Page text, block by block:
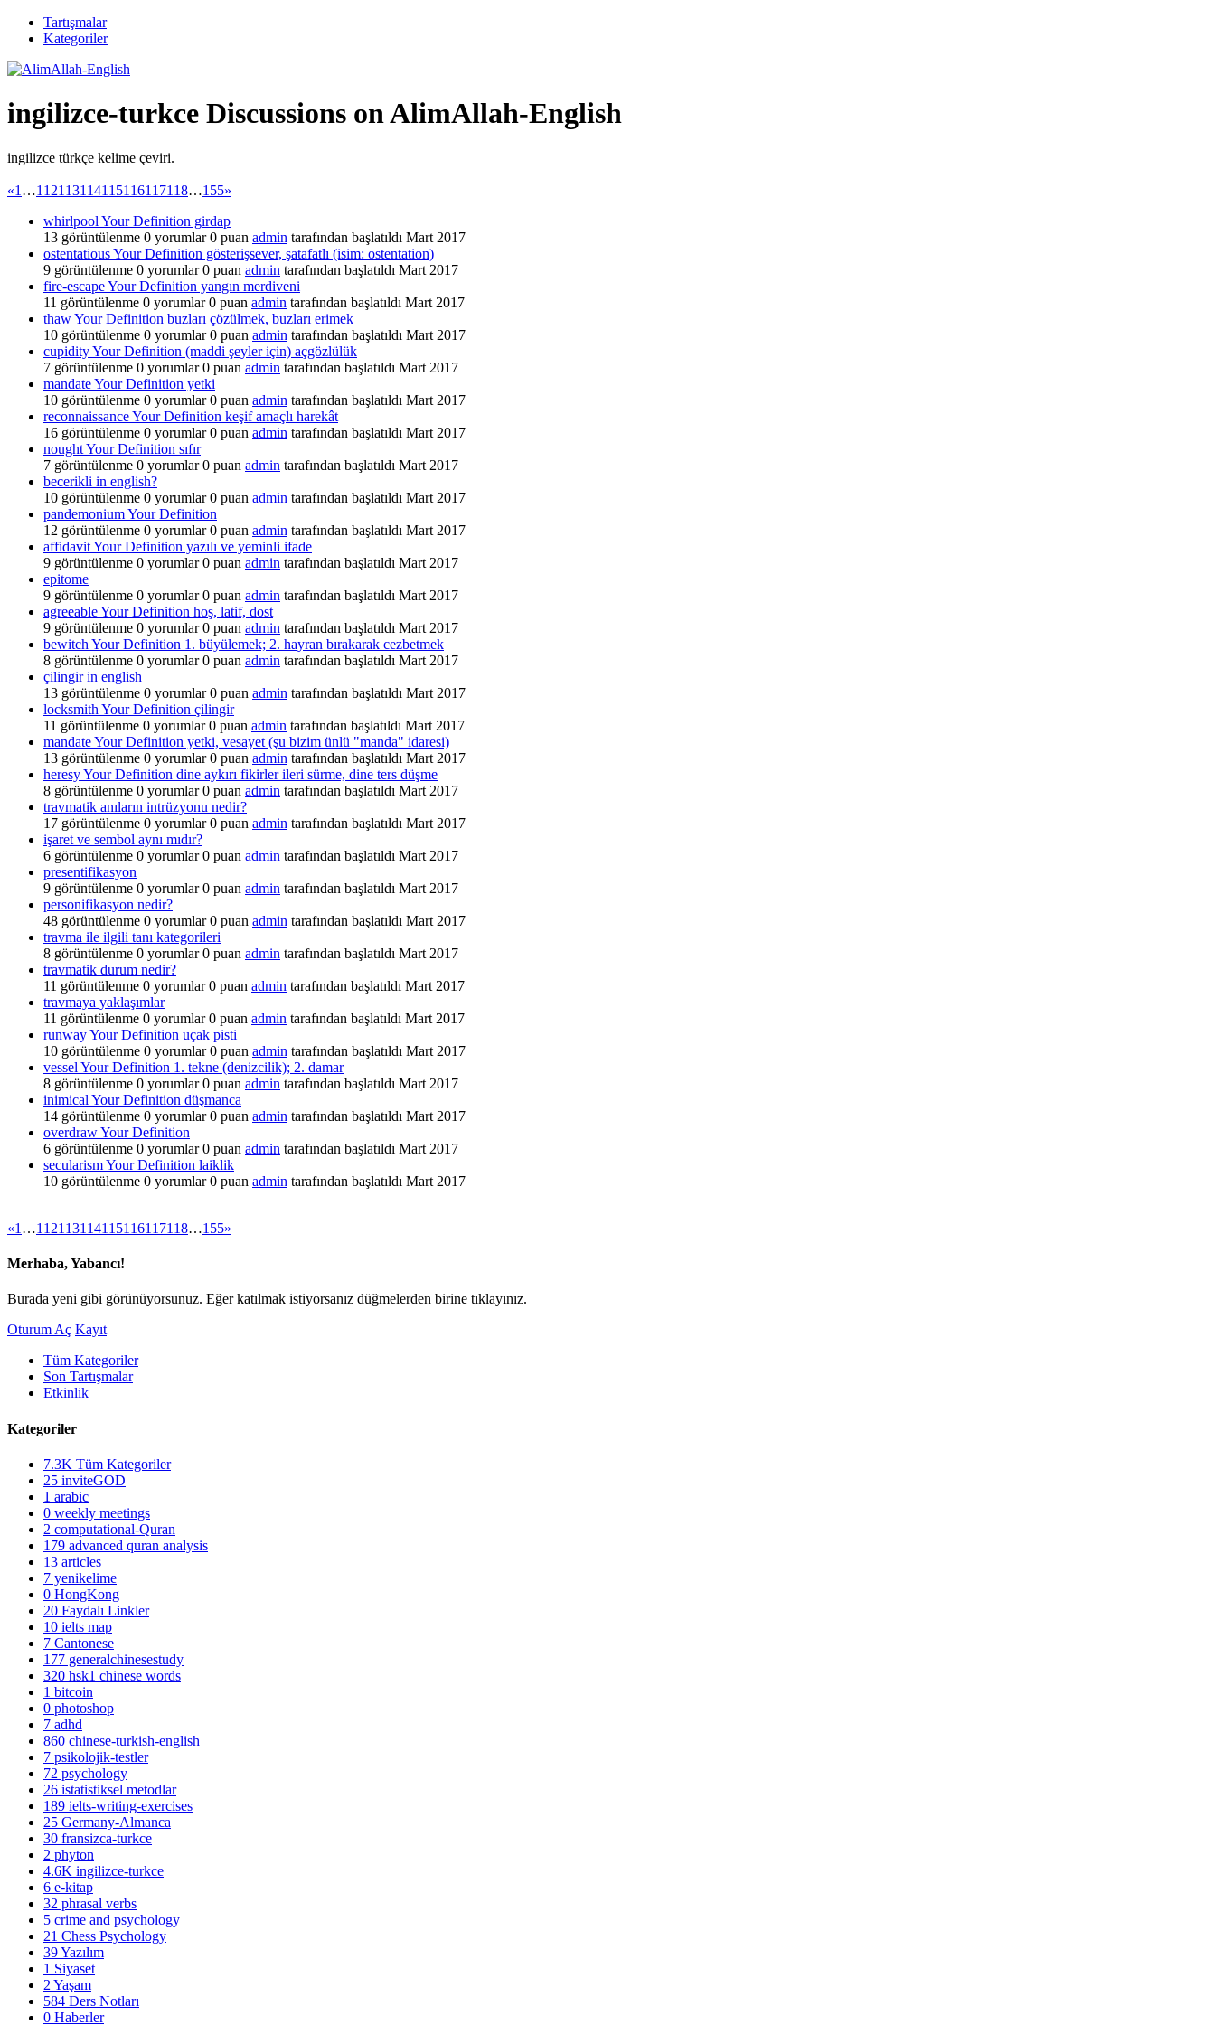
Tartışmalar
Kategoriler
ingilizce-turkce Discussions on AlimAllah-English
ingilizce türkçe kelime çeviri.
«1 …112113114115116117118…155»
whirlpool Your Definition girdap
13 görüntülenme 0 yorumlar 0 puan admin tarafından başlatıldı Mart 2017
ostentatious Your Definition gösterişsever, şatafatlı (isim: ostentation)
9 görüntülenme 0 yorumlar 0 puan admin tarafından başlatıldı Mart 2017
fire-escape Your Definition yangın merdiveni
11 görüntülenme 0 yorumlar 0 puan admin tarafından başlatıldı Mart 2017
thaw Your Definition buzları çözülmek, buzları erimek
10 görüntülenme 0 yorumlar 0 puan admin tarafından başlatıldı Mart 2017
cupidity Your Definition (maddi şeyler için) açgözlülük
7 görüntülenme 0 yorumlar 0 puan admin tarafından başlatıldı Mart 2017
mandate Your Definition yetki
10 görüntülenme 0 yorumlar 0 puan admin tarafından başlatıldı Mart 2017
reconnaissance Your Definition keşif amaçlı harekât
16 görüntülenme 0 yorumlar 0 puan admin tarafından başlatıldı Mart 2017
nought Your Definition sıfır
7 görüntülenme 0 yorumlar 0 puan admin tarafından başlatıldı Mart 2017
becerikli in english?
10 görüntülenme 0 yorumlar 0 puan admin tarafından başlatıldı Mart 2017
pandemonium Your Definition
12 görüntülenme 0 yorumlar 0 puan admin tarafından başlatıldı Mart 2017
affidavit Your Definition yazılı ve yeminli ifade
9 görüntülenme 0 yorumlar 0 puan admin tarafından başlatıldı Mart 2017
epitome
9 görüntülenme 0 yorumlar 0 puan admin tarafından başlatıldı Mart 2017
agreeable Your Definition hoş, latif, dost
9 görüntülenme 0 yorumlar 0 puan admin tarafından başlatıldı Mart 2017
bewitch Your Definition 1. büyülemek; 2. hayran bırakarak cezbetmek
8 görüntülenme 0 yorumlar 0 puan admin tarafından başlatıldı Mart 2017
çilingir in english
13 görüntülenme 0 yorumlar 0 puan admin tarafından başlatıldı Mart 2017
locksmith Your Definition çilingir
11 görüntülenme 0 yorumlar 0 puan admin tarafından başlatıldı Mart 2017
mandate Your Definition yetki, vesayet (şu bizim ünlü "manda" idaresi)
13 görüntülenme 0 yorumlar 0 puan admin tarafından başlatıldı Mart 2017
heresy Your Definition dine aykırı fikirler ileri sürme, dine ters düşme
8 görüntülenme 0 yorumlar 0 puan admin tarafından başlatıldı Mart 2017
travmatik anıların intrüzyonu nedir?
17 görüntülenme 0 yorumlar 0 puan admin tarafından başlatıldı Mart 2017
işaret ve sembol aynı mıdır?
6 görüntülenme 0 yorumlar 0 puan admin tarafından başlatıldı Mart 2017
presentifikasyon
9 görüntülenme 0 yorumlar 0 puan admin tarafından başlatıldı Mart 2017
personifikasyon nedir?
48 görüntülenme 0 yorumlar 0 puan admin tarafından başlatıldı Mart 2017
travma ile ilgili tanı kategorileri
8 görüntülenme 0 yorumlar 0 puan admin tarafından başlatıldı Mart 2017
travmatik durum nedir?
11 görüntülenme 0 yorumlar 0 puan admin tarafından başlatıldı Mart 2017
travmaya yaklaşımlar
11 görüntülenme 0 yorumlar 0 puan admin tarafından başlatıldı Mart 2017
runway Your Definition uçak pisti
10 görüntülenme 0 yorumlar 0 puan admin tarafından başlatıldı Mart 2017
vessel Your Definition 1. tekne (denizcilik); 2. damar
8 görüntülenme 0 yorumlar 0 puan admin tarafından başlatıldı Mart 2017
inimical Your Definition düşmanca
14 görüntülenme 0 yorumlar 0 puan admin tarafından başlatıldı Mart 2017
overdraw Your Definition
6 görüntülenme 0 yorumlar 0 puan admin tarafından başlatıldı Mart 2017
secularism Your Definition laiklik
10 görüntülenme 0 yorumlar 0 puan admin tarafından başlatıldı Mart 2017
«1 …112113114115116117118…155»
Merhaba, Yabancı!
Burada yeni gibi görünüyorsunuz. Eğer katılmak istiyorsanız düğmelerden birine tıklayınız.
Oturum Aç Kayıt
Tüm Kategoriler
Son Tartışmalar
Etkinlik
Kategoriler
7.3K Tüm Kategoriler
25 inviteGOD
1 arabic
0 weekly meetings
2 computational-Quran
179 advanced quran analysis
13 articles
7 yenikelime
0 HongKong
20 Faydalı Linkler
10 ielts map
7 Cantonese
177 generalchinesestudy
320 hsk1 chinese words
1 bitcoin
0 photoshop
7 adhd
860 chinese-turkish-english
7 psikolojik-testler
72 psychology
26 istatistiksel metodlar
189 ielts-writing-exercises
25 Germany-Almanca
30 fransizca-turkce
2 phyton
4.6K ingilizce-turkce
6 e-kitap
32 phrasal verbs
5 crime and psychology
21 Chess Psychology
39Yazılım
1 Siyaset
2 Yaşam
584 Ders Notları
0 Haberler